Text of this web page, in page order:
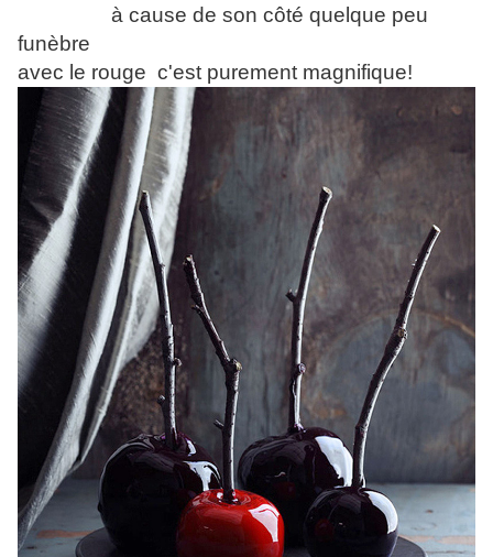
à cause de son côté quelque peu
funèbre
avec le rouge c'est purement magnifique!